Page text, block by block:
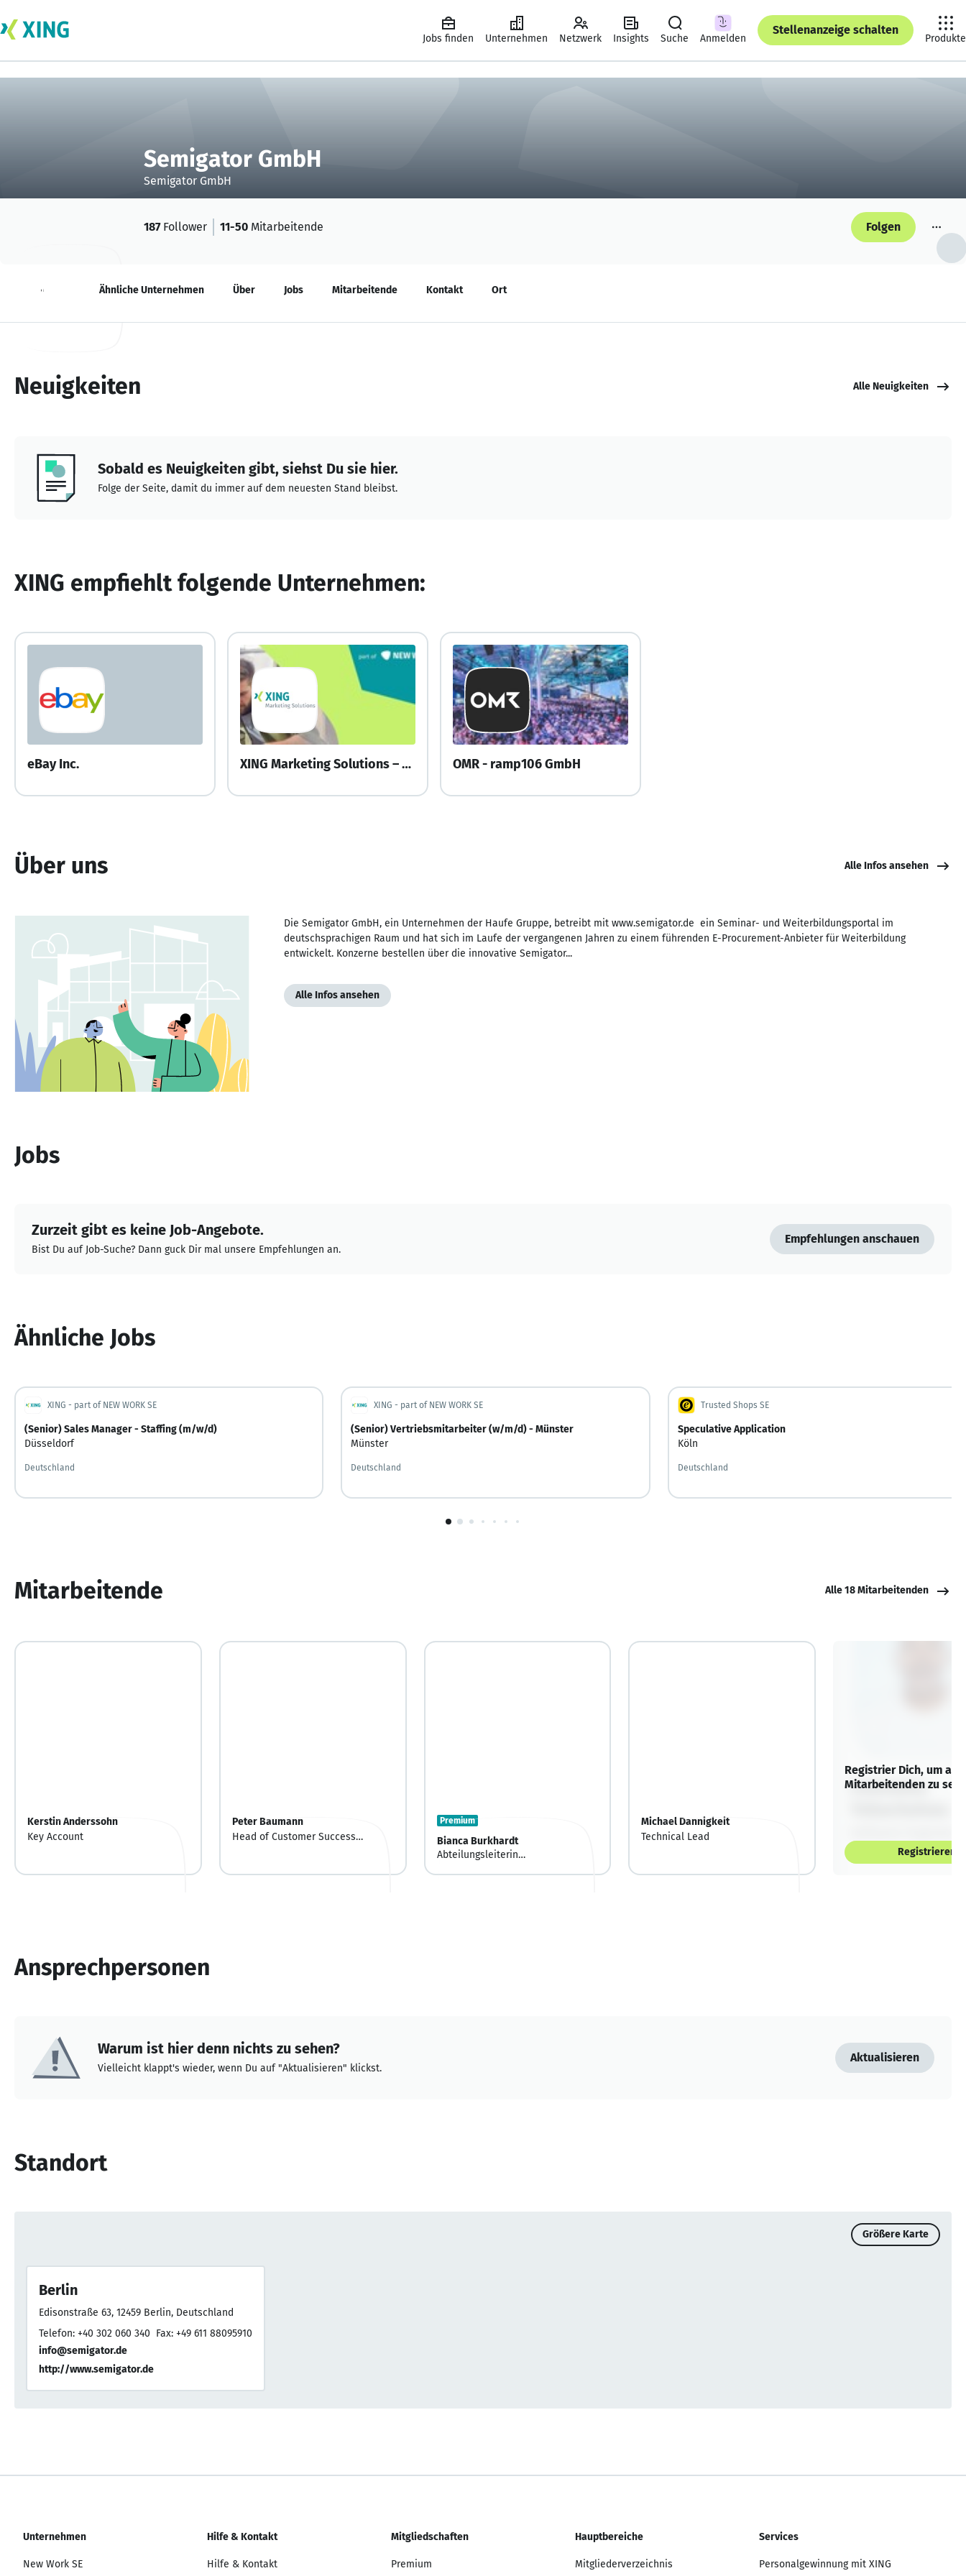
Jobs finden Unternehmen Netzwerk Insights Suche Anmelden
Stellenanzeige schalten
Produkte
Semigator GmbH
Semigator GmbH
187Follower 11-50 Mitarbeitende Folgen
Neuigkeiten Ähnliche Unternehmen Über Jobs Mitarbeitende Kontakt Ort
Neuigkeiten Alle Neuigkeiten
Sobald es Neuigkeiten gibt, siehst Du sie hier.
Folge der Seite, damit du immer auf dem neuesten Stand bleibst.
XING empfiehlt folgende Unternehmen:
eBay Inc. XING Marketing Solutions – part of NEW WORK SE OMR - ramp106 GmbH
Über uns Alle Infos ansehen
Die Semigator GmbH, ein Unternehmen der Haufe Gruppe, betreibt mit www.semigator.de ein Seminar- und Weiterbildungsportal im
deutschsprachigen Raum und hat sich im Laufe der vergangenen Jahren zu einem führenden E-Procurement-Anbieter für Weiterbildung
entwickelt. Konzerne bestellen über die innovative Semigator...
Alle Infos ansehen
Jobs
Zurzeit gibt es keine Job-Angebote.
Bist Du auf Job-Suche? Dann guck Dir mal unsere Empfehlungen an.
Empfehlungen anschauen
Ähnliche Jobs
XING - part of NEW WORK SE
(Senior) Sales Manager - Staffing (m/w/d)
Düsseldorf
Deutschland
XING - part of NEW WORK SE
(Senior) Vertriebsmitarbeiter (w/m/d) - Münster
Münster
Deutschland
Trusted Shops SE
Speculative Application
Köln
Deutschland
1
Mitarbeitende Alle 18 Mitarbeitenden
Kerstin Anderssohn
Key Account
Peter Baumann
Head of Customer Success
Premium
Bianca Burkhardt
Abteilungsleiterin
Michael Dannigkeit
Technical Lead
Registrier Dich, um
Mitarbeitenden zu
Registrieren
Ansprechpersonen
Warum ist hier denn nichts zu sehen?
Vielleicht klappt's wieder, wenn Du auf "Aktualisieren" klickst.
Aktualisieren
Standort
Größere Karte
Berlin
Edisonstraße 63, 12459 Berlin, Deutschland
Telefon: +40 302 060 340 Fax: +49 611 88095910
info@semigator.de
http://www.semigator.de
Unternehmen
New Work SE
Hilfe & Kontakt
Hilfe & Kontakt
Mitgliedschaften
Premium
Hauptbereiche
Mitgliederverzeichnis
Services
Personalgewinnung mit XING